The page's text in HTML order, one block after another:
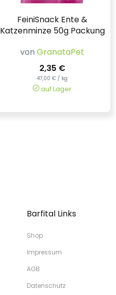
FeiniSnack Ente &
Katzenminze 50g Packung
von GranataPet
2,35 €
47,00 € / kg
auf Lager
Barfital Links
Shop
Impressum
AGB
Datenschutz